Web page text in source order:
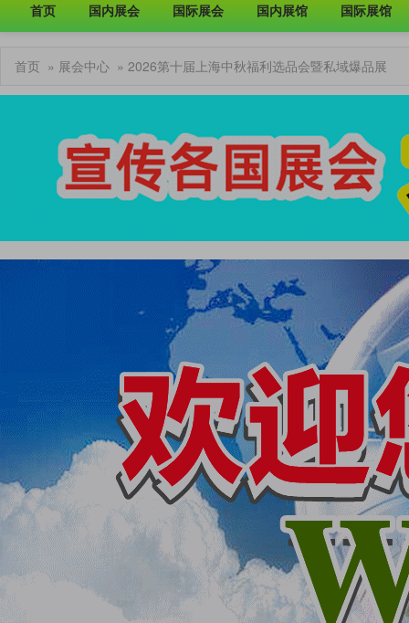
首页 国内展会 国际展会 国内展馆 国际展馆
首页 » 展会中心 » 2026第十届上海中秋福利选品会暨私域爆品展